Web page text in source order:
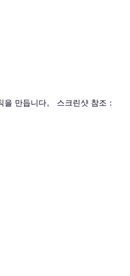
만듭니다。 스크린샷 참조：